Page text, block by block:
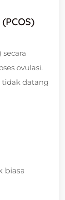
ovulasi.
tidak datang
biasa